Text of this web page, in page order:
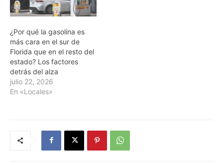
¿Por qué la gasolina es
más cara en el sur de
Florida que en el resto del
estado? Los factores
detrás del alza
julio 22, 2026
En «Locales»